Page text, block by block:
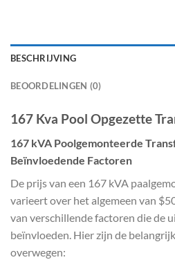
BESCHRIJVING
BEOORDELINGEN (0)
167 Kva Pool Opgezette
167 kVA Poolgemonteerde
Beïnvloedende Factoren
De prijs van een 167 kVA
varieert over het algemeen van
van verschillende factoren die de
beïnvloeden. Hier zijn de
overwegen: